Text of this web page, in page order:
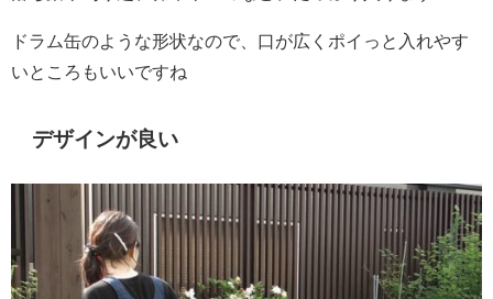
ドラム缶のような形状なので、口が広くポイっと入れやす
いところもいいですね
デザインが良い